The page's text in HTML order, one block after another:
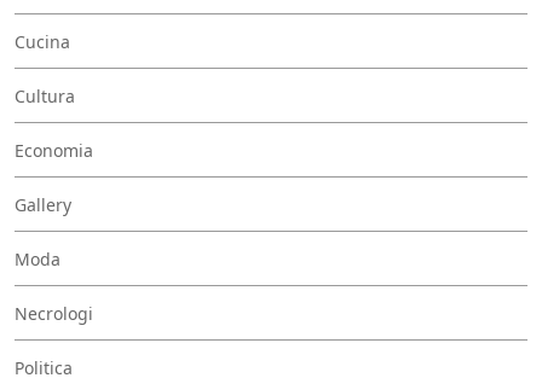
Cucina
Cultura
Economia
Gallery
Moda
Necrologi
Politica